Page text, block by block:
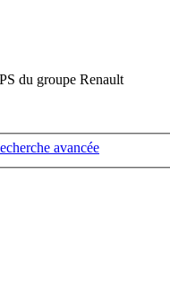
du groupe Renault
avancée